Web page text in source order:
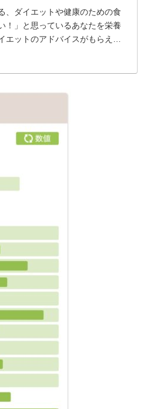
、ダイエットや健康のための食
！」と思っているあなたを栄養
エットのアドバイスがもらえま